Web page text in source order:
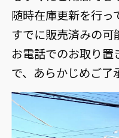
随時在庫更新を行っ
すでに販売済みの可
お電話でのお取り置
で、あらかじめご了